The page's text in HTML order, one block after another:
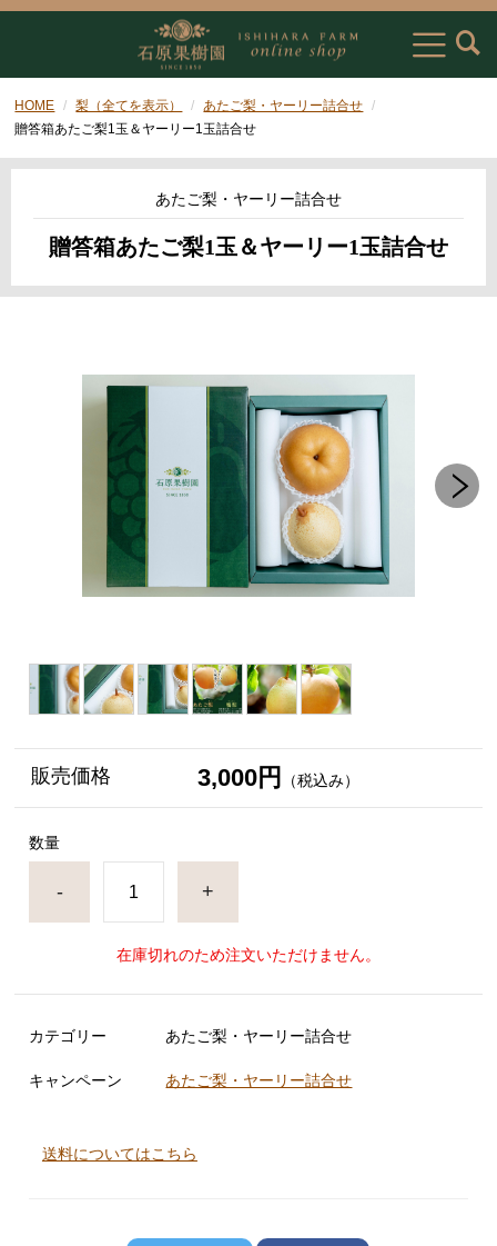
HOME 梨（全てを表示）
あたご梨・ヤーリー詰合せ
贈答箱あたご梨1玉＆ヤーリー1玉詰合せ
あたご梨・ヤーリー詰合せ
贈答箱あたご梨1玉＆ヤーリー1玉詰合せ
販売価格 3,000円 （税込み）
数量
- +
在庫切れのため注文いただけません。
カテゴリー あたご梨・ヤーリー詰合せ
キャンペーン あたご梨・ヤーリー詰合せ
送料についてはこちら